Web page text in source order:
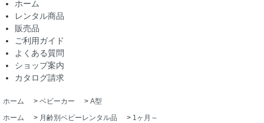
ホーム
レンタル商品
販売品
ご利用ガイド
よくある質問
ショップ案内
カタログ請求
ホーム > ベビーカー > A型
ホーム
> 月齢別ベビーレンタル品 > 1ヶ月～